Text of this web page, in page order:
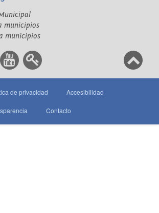
municipios
municipios
de privacidad Accesibilidad
Contacto